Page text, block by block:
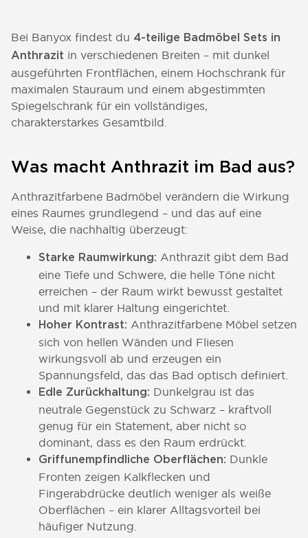
Bei Banyox findest du 4-teilige Badmöbel Sets in
Anthrazit in verschiedenen Breiten – mit dunkel
ausgeführten Frontflächen, einem Hochschrank für
maximalen Stauraum und einem abgestimmten
Spiegelschrank für ein vollständiges,
charakterstarkes Gesamtbild.
Was macht Anthrazit im Bad aus?
Anthrazitfarbene Badmöbel verändern die Wirkung
eines Raumes grundlegend – und das auf eine
Weise, die nachhaltig überzeugt:
Starke Raumwirkung: Anthrazit gibt dem Bad
eine Tiefe und Schwere, die helle Töne nicht
erreichen – der Raum wirkt bewusst gestaltet
und mit klarer Haltung eingerichtet.
Hoher Kontrast: Anthrazitfarbene Möbel setzen
sich von hellen Wänden und Fliesen
wirkungsvoll ab und erzeugen ein
Spannungsfeld, das das Bad optisch definiert.
Edle Zurückhaltung: Dunkelgrau ist das
neutrale Gegenstück zu Schwarz – kraftvoll
genug für ein Statement, aber nicht so
dominant, dass es den Raum erdrückt.
Griffunempfindliche Oberflächen: Dunkle
Fronten zeigen Kalkflecken und
Fingerabdrücke deutlich weniger als weiße
Oberflächen – ein klarer Alltagsvorteil bei
häufiger Nutzung.